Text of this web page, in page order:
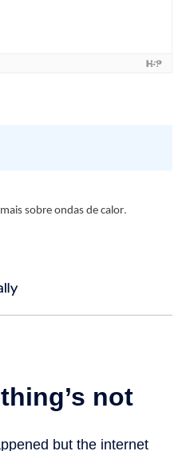
mais sobre ondas de calor.